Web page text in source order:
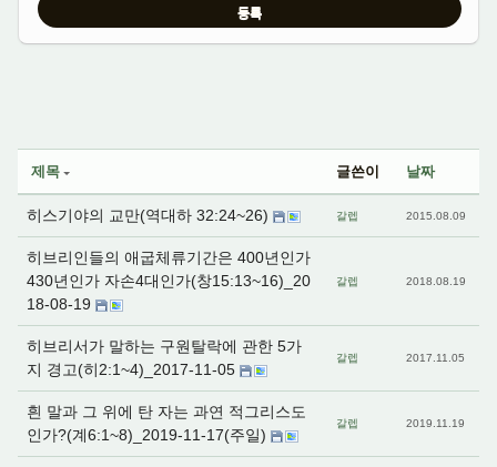
제목 글쓴이 날짜
히스기야의 교만(역대하 32:24~26) 갈렙 2015.08.09
히브리인들의 애굽체류기간은 400년인가
430년인가 자손4대인가(창15:13~16)_20
18-08-19
갈렙 2018.08.19
히브리서가 말하는 구원탈락에 관한 5가
지 경고(히2:1~4)_2017-11-05
갈렙 2017.11.05
흰 말과 그 위에 탄 자는 과연 적그리스도
인가?(계6:1~8)_2019-11-17(주일)
갈렙 2019.11.19